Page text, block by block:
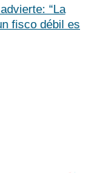
“La
fisco débil es